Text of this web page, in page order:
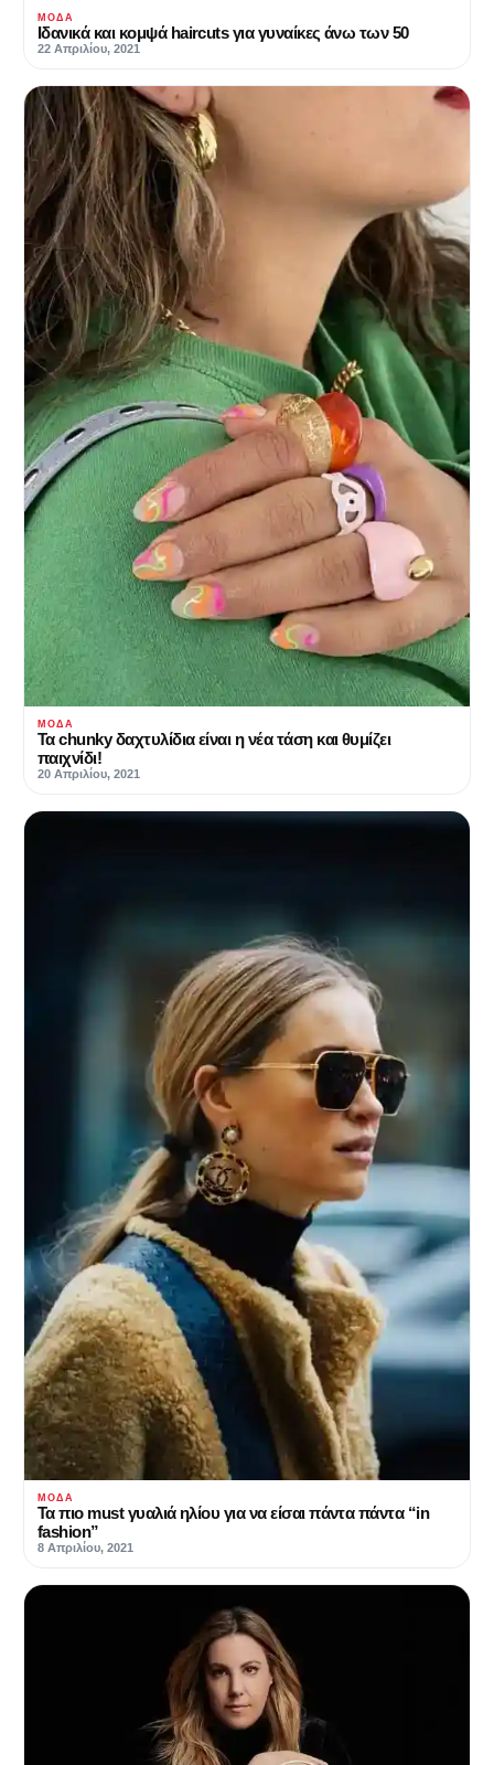
ΜΌΔΑ
Ιδανικά και κομψά haircuts για γυναίκες άνω των 50
22 Απριλίου, 2021
ΜΌΔΑ
Τα chunky δαχτυλίδια είναι η νέα τάση και θυμίζει
παιχνίδι!
20 Απριλίου, 2021
ΜΌΔΑ
Τα πιο must γυαλιά ηλίου για να είσαι πάντα πάντα “in
fashion”
8 Απριλίου, 2021